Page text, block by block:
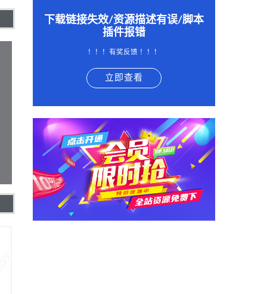
下载链接失效/资源描述有误/脚本
插件报错
！！！有奖反馈 ！！！
立即查看